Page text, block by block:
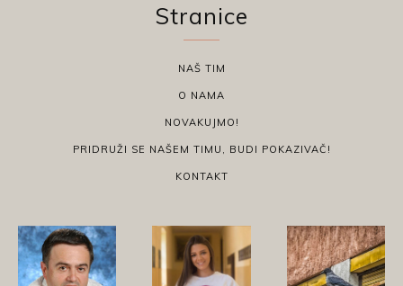
Stranice
NAŠ TIM
O NAMA
NOVAKUJMO!
PRIDRUŽI SE NAŠEM TIMU, BUDI POKAZIVAČ!
KONTAKT